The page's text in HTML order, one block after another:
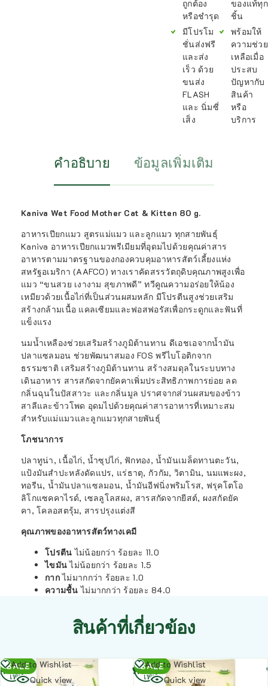
ถูกต้อง
หรือชำรุด
มีโปรโม
ชั่นส่งฟรี
และส่ง
เร็ว ด้วย
ขนส่ง
FLASH
และ นิ่มซี่
เส็ง
ของแท้ทุก
ชิ้น
พร้อมให้
ความช่วย
เหลือเมื่อ
ประสบ
ปัญหากับ
สินค้า
หรือ
บริการ
คำอธิบาย ข้อมูลเพิ่มเติม
Kaniva Wet Food Mother Cat & Kitten 80 g.
อาหารเปียกแมว สูตรแม่แมว และลูกแมว ทุกสายพันธุ์
Kaniva อาหารเปียกแมวพรีเมียมที่อุดมไปด้วยคุณค่าสาร
อาหารตามมาตรฐานของกองควบคุมอาหารสัตว์เลี้ยงแห่ง
สหรัฐอเมริกา (AAFCO) ทางเราคัดสรรวัตถุดิบคุณภาพสูงเพื่อ
แมว “ขนสวย เงางาม สุขภาพดี” ทวีคูณความอร่อยให้น้อง
เหมียวด้วยเนื้อไก่ที่เป็นส่วนผสมหลัก มีโปรตีนสูงช่วยเสริม
สร้างกล้ามเนื้อ แคลเซียมและฟอสฟอรัสเพื่อกระดูกและฟันที่
แข็งแรง
นมน้ำเหลืองช่วยเสริมสร้างภูมิต้านทาน ดีเอชเอจากน้ำมัน
ปลาแซลมอน ช่วยพัฒนาสมอง FOS พรีไบโอติกจาก
ธรรมชาติ เสริมสร้างภูมิต้านทาน สร้างสมดุลในระบบทาง
เดินอาหาร สารสกัดจากยัคคาเพิ่มประสิทธิภาพการย่อย ลด
กลิ่นฉุนในปัสสาวะ และกลิ่นมูล ปราศจากส่วนผสมของข้าว
สาลีและข้าวโพด อุดมไปด้วยคุณค่าสารอาหารที่เหมาะสม
สำหรับแม่แมวและลูกแมวทุกสายพันธุ์
โภชนาการ
ปลาทูน่า, เนื้อไก่, น้ำซุปไก่, ฟักทอง, น้ำมันเมล็ดทานตะวัน,
แป้งมันสำปะหลังดัดแปร, แร่ธาตุ, กัวกัม, วิตามิน, นมแพะผง,
ทอรีน, น้ำมันปลาแซลมอน, น้ำมันอีฟนิ่งพริมโรส, ฟรุคโตโอ
ลิโกแซคคาไรด์, เซลลูโลสผง, สารสกัดจากยีสต์, ผงสกัดยัค
คา, โคลอสตรุ้ม, สารปรุงแต่งสี
คุณภาพของอาหารสัตว์ทางเคมี
โปรตีนไม่น้อยกว่า ร้อยละ 11.0
ไขมันไม่น้อยกว่า ร้อยละ 1.5
กากไม่มากกว่า ร้อยละ 1.0
ความชื้น ไม่มากกว่า ร้อยละ 84.0
สินค้าที่เกี่ยวข้อง
SALE
Add to Wishlist
Quick view
อ่าน
เพิ่ม
SALE
Add to Wishlist
Quick view
อ่าน
เพิ่ม